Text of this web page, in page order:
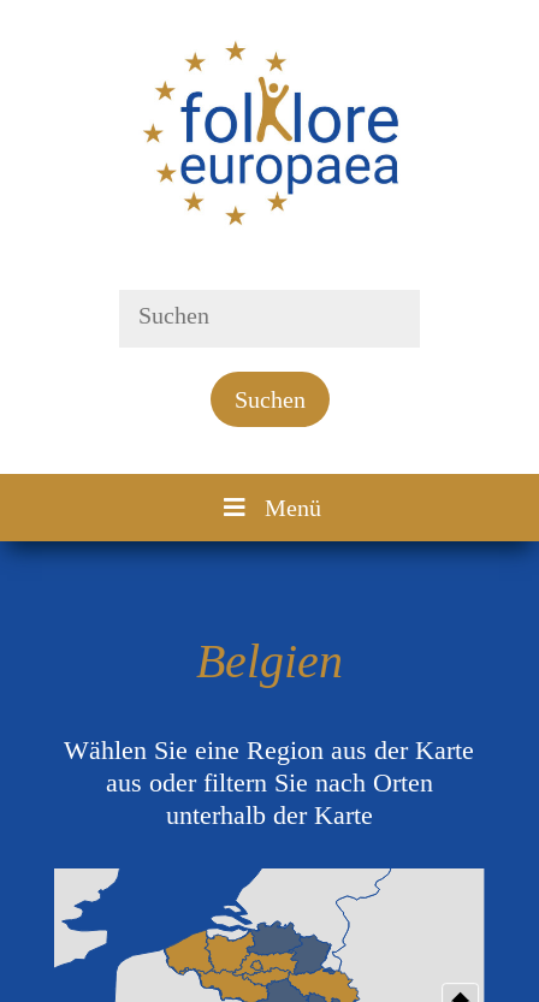
Suchen
Menü
Belgien
Wählen Sie eine Region aus der Karte
aus oder filtern Sie nach Orten
unterhalb der Karte